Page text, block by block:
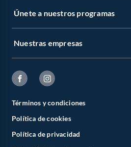
Colchones
Colchón
Colchón 1 plaza
Colchón 1.5 plazas
Colchón 2 plazas
Colchón Queen
Muebles de Dormitorio
Muebles de Dormitorio
Tocador
Mesa de Noche
Dormitorio
Únete a nuestros programas
Nuestras empresas
Términos y condiciones
Política de cookies
Política de privacidad